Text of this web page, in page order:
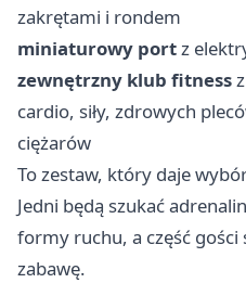
zakrętami i rondem
miniaturowy portz
zewnętrzny klub fitness
cardio, siły, zdrowych
ciężarów
To zestaw, który daje
Jedni będą szukać
formy ruchu, a część gości
zabawę.